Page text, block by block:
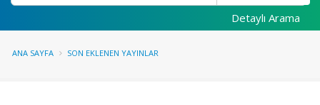
Detaylı Arama
ANA SAYFA SON EKLENEN YAYINLAR